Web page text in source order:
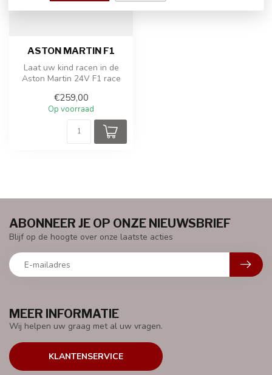
ASTON MARTIN F1
Laat uw kind racen in de
Aston Martin 24V F1 race
aangeven...
€259,00
Op voorraad
MEER INFORMATIE
Wij helpen uw graag met al uw vragen.
KLANTENSERVICE
ABONNEER JE OP ONZE NIEUWSBRIEF
Blijf op de hoogte over onze laatste acties